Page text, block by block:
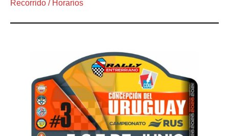
Recorrido / Horarios